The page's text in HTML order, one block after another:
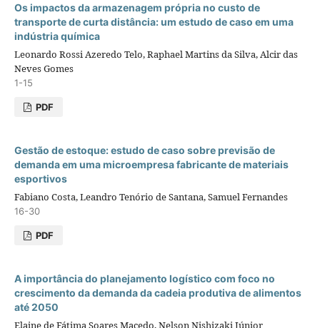
Os impactos da armazenagem própria no custo de
transporte de curta distância: um estudo de caso em uma
indústria química
Leonardo Rossi Azeredo Telo, Raphael Martins da Silva, Alcir das
Neves Gomes
1-15
PDF
Gestão de estoque: estudo de caso sobre previsão de
demanda em uma microempresa fabricante de materiais
esportivos
Fabiano Costa, Leandro Tenório de Santana, Samuel Fernandes
16-30
PDF
A importância do planejamento logístico com foco no
crescimento da demanda da cadeia produtiva de alimentos
até 2050
Elaine de Fátima Soares Macedo, Nelson Nishizaki Júnior